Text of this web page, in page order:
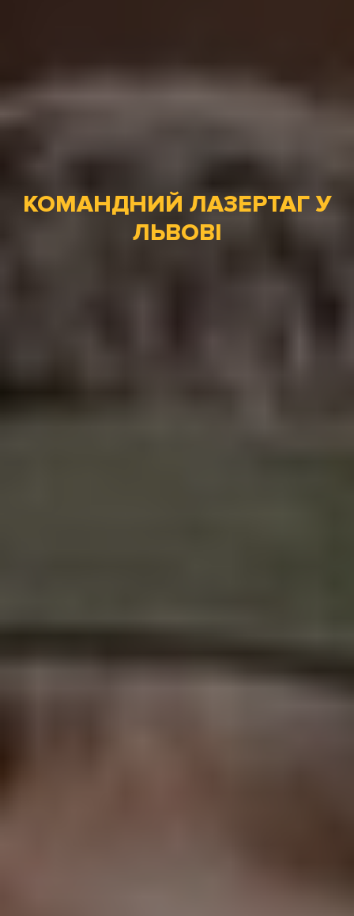
КОМАНДНИЙ ЛАЗЕРТАГ У
ЛЬВОВІ